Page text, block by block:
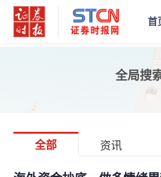
首
全局搜
全部 资讯